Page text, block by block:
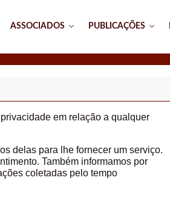
ASSOCIADOS PUBLICAÇÕES
em relação a qualquer
delas para lhe fornecer um serviço.
Também informamos por
coletadas pelo tempo